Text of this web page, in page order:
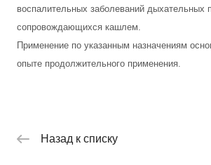
воспалительных заболеваний дыхательных
сопровождающихся кашлем.
Применение по указанным назначениям
опыте продолжительного применения.
Назад к списку